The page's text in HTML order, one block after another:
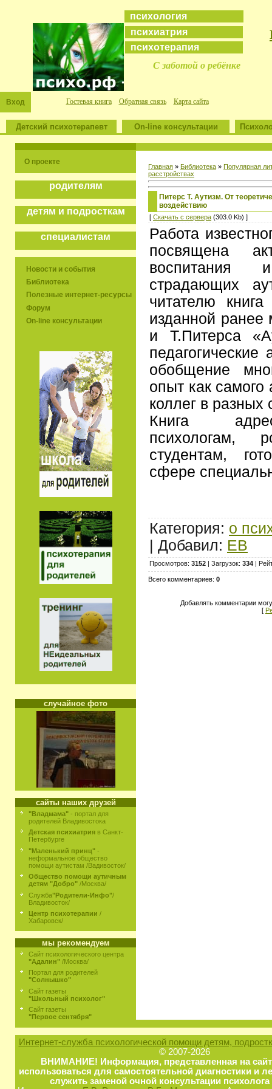
психология
психиатрия
психотерапия
С заботой о ребёнке
Вход Гостевая книга Обратная связь Карта сайта
Детский психотерапевт On-line консультации
О проекте
родителям
детям и подросткам
специалистам
Новости и события
Библиотека
Полезные интернет-ресурсы
Форум
On-line консультации
случайное фото
сайты наших друзей
"Владмама" - портал для
родителей Владивостока
Детская психиатрия в Санкт-
Петербурге
"Маленький принц" -
неформальное общество
помощи аутистам /Вадивосток/
Общество помощи аутичным
детям "Добро" /Москва/
Служба"Родители-Инфо"/
Владивосток/
Центр психотерапии /
Хабаровск/
мы рекомендуем
Сайт психологического центра
"Адалин" /Москва/
Портал для родителей
"Солнышко"
Сайт газеты
"Школьный психолог"
Сайт газеты
"Первое сентября"
Главная » Библиотека » Популярная
расстройствах
Питерс Т. Аутизм. От
воздействию
[ Скачать с сервера (303.0 Kb) ]
Работа
посвящена
воспитания
страдающих
читателю
изданной ранее
и Т.Питерса
обобщение
опыт как самого
коллег в разных
Книга
психологам,
студентам,
сфере
Категория: о
| Добавил: ЕВ
Просмотров: 3152 | Загрузок: 334 |
Всего комментариев: 0
Добавлять комментарии
[
Интернет-служба психологической помощи детям,
© 2007-2026
ВНИМАНИЕ! Информация, представленная на
использоваться для самостоятельной диагностики и
служить заменой очной консультации